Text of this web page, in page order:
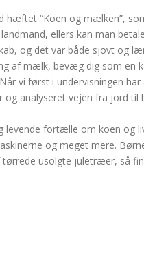
hæftet “Koen og mælken”,
ellers kan man
og det var både sjovt og
af mælk, bevæg dig som en
vi først i undervisningen
analyseret vejen fra jord til
fortælle om koen og
og meget mere.
usolgte juletræer, så